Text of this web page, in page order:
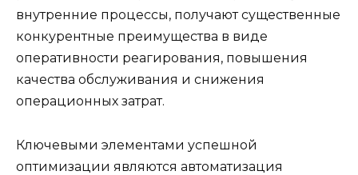
внутренние процессы, получают существенные
конкурентные преимущества в виде
оперативности реагирования, повышения
качества обслуживания и снижения
операционных затрат.
Ключевыми элементами успешной
оптимизации являются автоматизация